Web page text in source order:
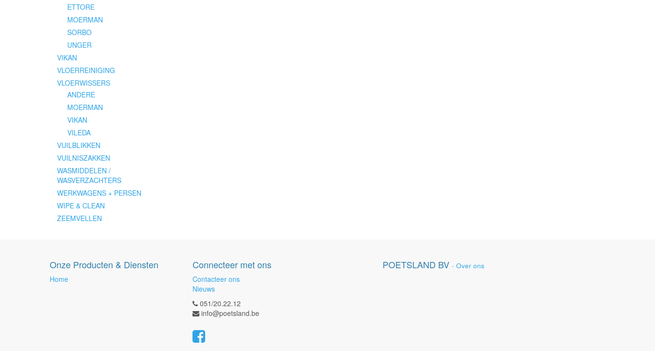
ETTORE
MOERMAN
SORBO
UNGER
VIKAN
VLOERREINIGING
VLOERWISSERS
ANDERE
MOERMAN
VIKAN
VILEDA
VUILBLIKKEN
VUILNISZAKKEN
WASMIDDELEN /
WASVERZACHTERS
WERKWAGENS + PERSEN
WIPE & CLEAN
ZEEMVELLEN
Onze Producten & Diensten
Home
Connecteer met ons
Contacteer ons
Nieuws
051/20.22.12
info@poetsland.be
POETSLAND BV - Over ons